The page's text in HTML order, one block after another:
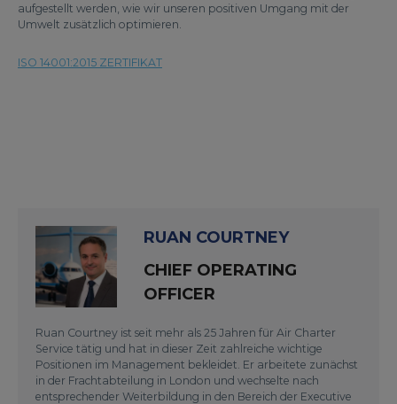
aufgestellt werden, wie wir unseren positiven Umgang mit der
Umwelt zusätzlich optimieren.
ISO 14001:2015 ZERTIFIKAT
RUAN COURTNEY
CHIEF OPERATING
OFFICER
Ruan Courtney ist seit mehr als 25 Jahren für Air Charter
Service tätig und hat in dieser Zeit zahlreiche wichtige
Positionen im Management bekleidet. Er arbeitete zunächst
in der Frachtabteilung in London und wechselte nach
entsprechender Weiterbildung in den Bereich der Executive